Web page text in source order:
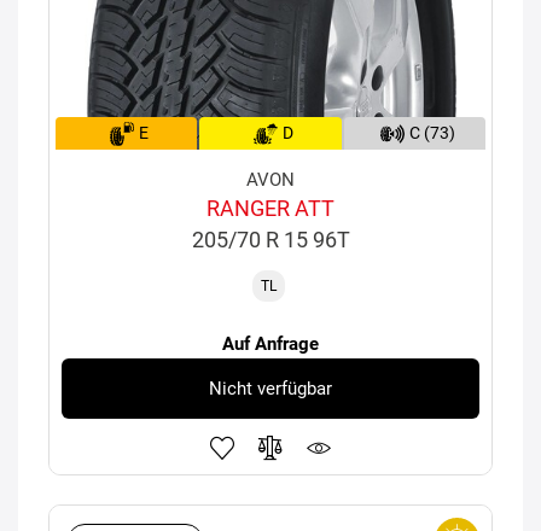
E D C (73)
AVON
RANGER ATT
205/70 R 15 96T
TL
Auf Anfrage
Nicht verfügbar